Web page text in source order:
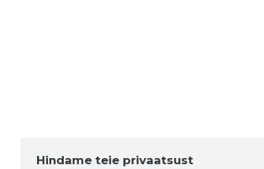
Hindame teie privaatsust